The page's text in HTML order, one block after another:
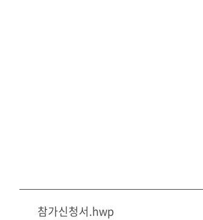
참가신청서.hwp